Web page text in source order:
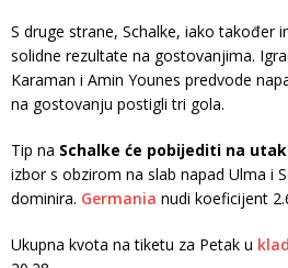
S druge strane, Schalke, iako također
solidne rezultate na gostovanjima.
Karaman i Amin Younes predvode
na gostovanju postigli tri gola.
Tip na Schalke će pobijediti na
izbor s obzirom na slab napad Ulma i
dominira. Germania nudi koeficijent
Ukupna kvota na tiketu za Petak u